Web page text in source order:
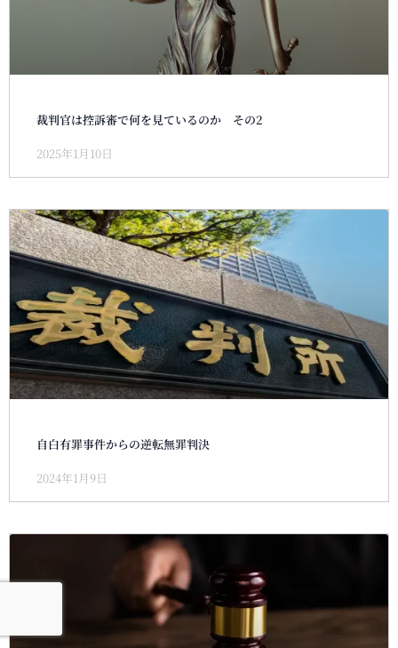
裁判官は控訴審で何を見ているのか その2
2025年1月10日
自白有罪事件からの逆転無罪判決
2024年1月9日